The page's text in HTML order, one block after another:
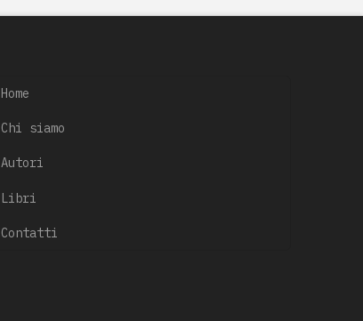
Home
Chi siamo
Autori
Libri
Contatti